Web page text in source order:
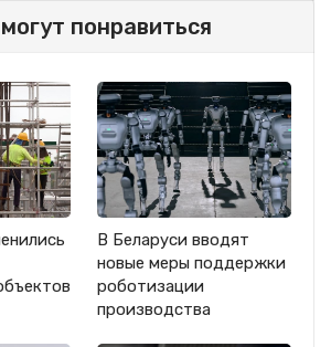
понравиться
В Беларуси вводят
новые меры поддержки
роботизации
производства